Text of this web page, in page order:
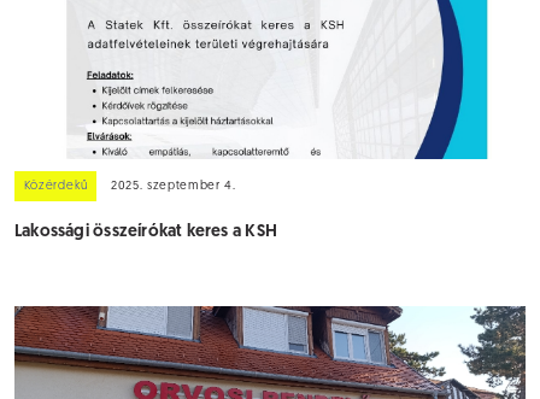
Közérdekű 2025. szeptember 4.
Lakossági összeírókat keres a KSH